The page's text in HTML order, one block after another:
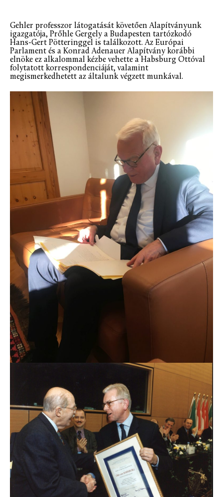
Gehler professzor látogatását követően Alapítványunk
igazgatója, Prőhle Gergely a Budapesten tartózkodó
Hans-Gert Pötteringgel is találkozott. Az Európai
Parlament és a Konrad Adenauer Alapítvány korábbi
elnöke ez alkalommal kézbe vehette a Habsburg Ottóval
folytatott korrespondenciáját, valamint
megismerkedhetett az általunk végzett munkával.